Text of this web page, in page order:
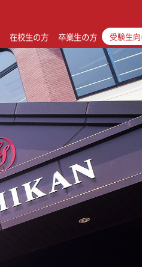
在校生の方 卒業生の方 受験生